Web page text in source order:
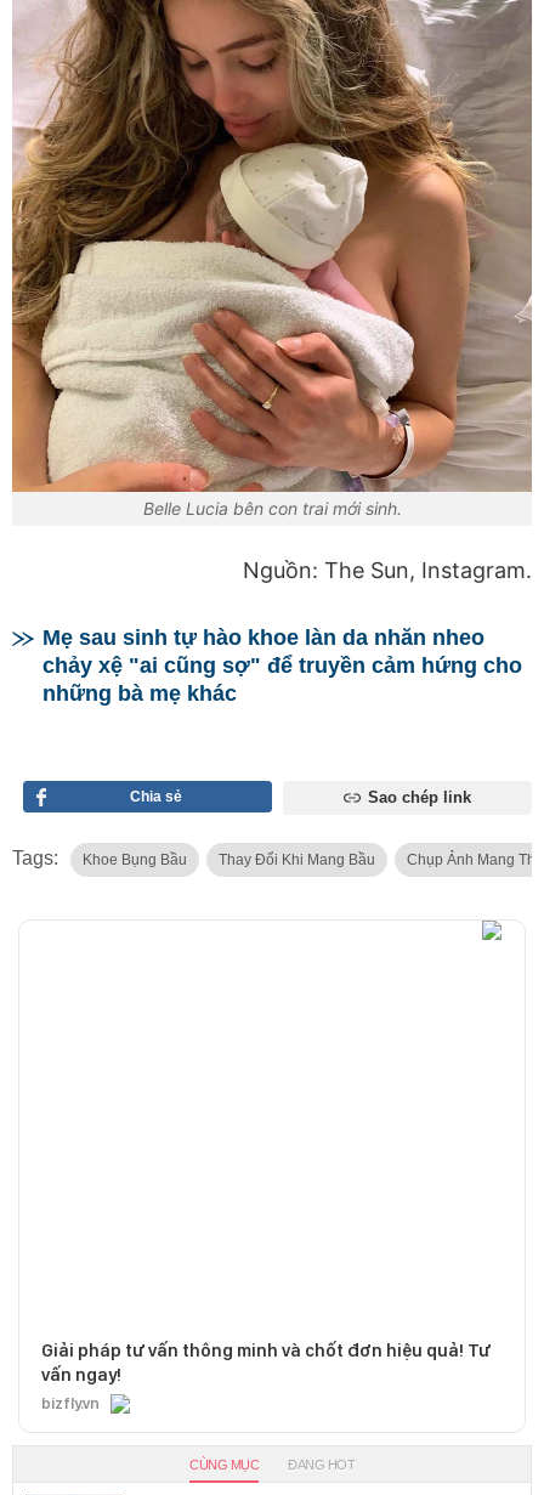
Belle Lucia bên con trai mới sinh.
Nguồn: The Sun, Instagram.
Mẹ sau sinh tự hào khoe làn da nhăn nheo
chảy xệ "ai cũng sợ" để truyền cảm hứng cho
những bà mẹ khác
Chia sẻ Sao chép link
Tags: Khoe Bụng Bầu Thay Đổi Khi Mang Bầu Chụp Ảnh Mang
Giải pháp tư vấn thông minh và chốt đơn hiệu quả! Tư
vấn ngay!
bizfly.vn
CÙNG MỤC ĐANG HOT